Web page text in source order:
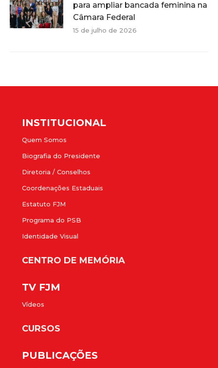
para ampliar bancada feminina na
Câmara Federal
15 de julho de 2026
INSTITUCIONAL
Quem Somos
Biografia do Presidente
Diretoria / Conselhos
Coordenações Estaduais
Estatuto FJM
Programa do PSB
Identidade Visual
CENTRO DE MEMÓRIA
TV FJM
Vídeos
CURSOS
PUBLICAÇÕES